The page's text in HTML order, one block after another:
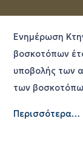
Ενημέρωση
βοσκοτόπων
υποβολής των
των
Περισσότερα…